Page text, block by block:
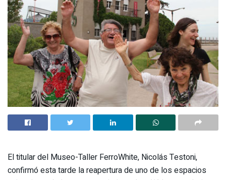
El titular del Museo-Taller FerroWhite, Nicolás Testoni,
confirmó esta tarde la reapertura de uno de los espacios